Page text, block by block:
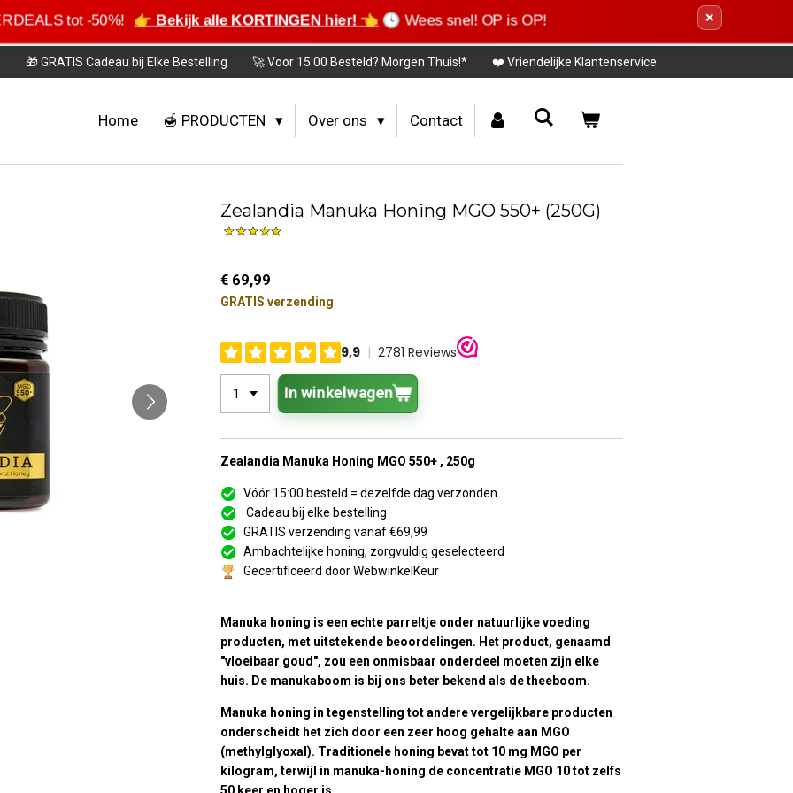
tot -50%! 👉 Bekijk alle KORTINGEN hier! 👈 🕓 Wees snel! OP is OP! ×
🎁 GRATIS Cadeau bij Elke Bestelling 🚀 Voor 15:00 Besteld? Morgen Thuis!* ❤️ Vriendelijke Klantenservice
Home 🍯 PRODUCTEN Over ons Contact
Zealandia Manuka Honing MGO 550+ (250G)
€ 69,99
GRATIS verzending
In winkelwagen
Zealandia Manuka Honing MGO 550+ , 250g
Vóór 15:00 besteld = dezelfde dag verzonden
Cadeau bij elke bestelling
GRATIS verzending vanaf €69,99
Ambachtelijke honing, zorgvuldig geselecteerd
Gecertificeerd door WebwinkelKeur
Manuka honing is een echte parreltje onder natuurlijke voeding
producten, met uitstekende beoordelingen. Het product, genaamd
"vloeibaar goud", zou een onmisbaar onderdeel moeten zijn elke
huis. De manukaboom is bij ons beter bekend als de theeboom.
Manuka honing in tegenstelling tot andere vergelijkbare producten
onderscheidt het zich door een zeer hoog gehalte aan MGO
(methylglyoxal). Traditionele honing bevat tot 10 mg MGO per
kilogram, terwijl in manuka-honing de concentratie MGO 10 tot zelfs